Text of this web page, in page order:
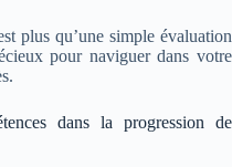
plus qu’une simple évaluation
pour naviguer dans votre
dans la progression de